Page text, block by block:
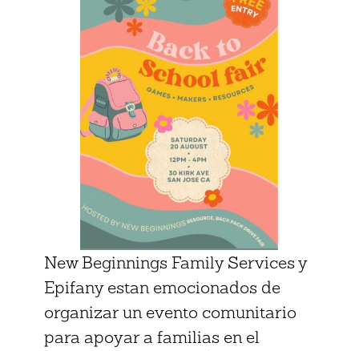
New Beginnings Family Services y
Epifany estan emocionados de
organizar un evento comunitario
para apoyar a familias en el